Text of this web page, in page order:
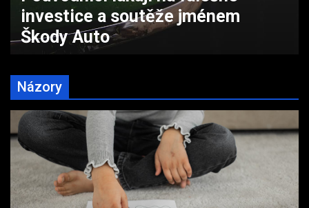
ČNB udělila pokutu milion korun
Fio bance za chyby ve výkaznictví
Názory